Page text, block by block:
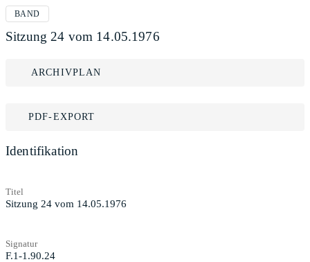
BAND
Sitzung 24 vom 14.05.1976
ARCHIVPLAN
PDF-EXPORT
Identifikation
Titel
Sitzung 24 vom 14.05.1976
Signatur
F.1-1.90.24